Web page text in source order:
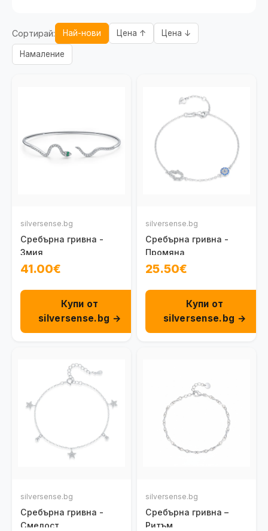
Сортирай: Най-нови Цена ↑ Цена ↓
Намаление
silversense.bg
Сребърна гривна -
Змия
41.00€
Купи от
silversense.bg →
silversense.bg
Сребърна гривна -
Промяна
25.50€
Купи от
silversense.bg →
silversense.bg
Сребърна гривна -
Смелост
silversense.bg
Сребърна гривна –
Ритъм